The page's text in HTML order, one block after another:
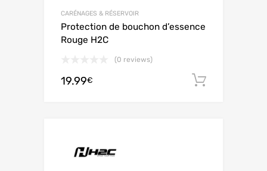
CARÉNAGES & RÉSERVOIR
Protection de bouchon d’essence
Rouge H2C
(0 reviews)
19.99€